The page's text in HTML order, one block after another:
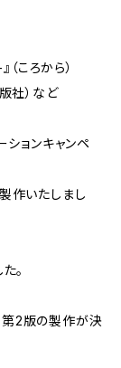
ころから）
社）など
ョンキャンペ
作いたしまし
。
2版の製作が決